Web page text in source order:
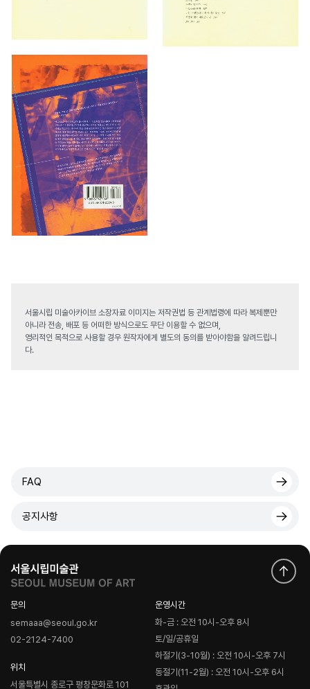
서울시립 미술아카이브 소장자료 이미지는 저작권법 등 관계법령에 따라 복제뿐만
아니라 전송, 배포 등 어떠한 방식으로도 무단 이용할 수 없으며,
영리적인 목적으로 사용할 경우 원작자에게 별도의 동의를 받아야함을 알려드립니
다.
FAQ
공지사항
문의
semaaa@seoul.go.kr
02-2124-7400
위치
서울특별시 종로구 평창문화로 101
운영시간
화-금 : 오전 10시-오후 8시
토/일/공휴일
하절기(3-10월) : 오전 10시-오후 7시
동절기(11-2월) : 오전 10시-오후 6시